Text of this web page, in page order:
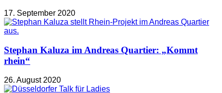
17. September 2020
Stephan Kaluza im Andreas Quartier: „Kommt
rhein“
26. August 2020